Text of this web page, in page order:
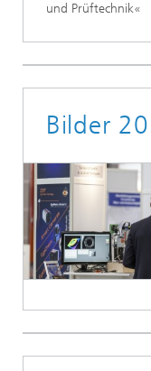
und Prüftechnik«
Bilder